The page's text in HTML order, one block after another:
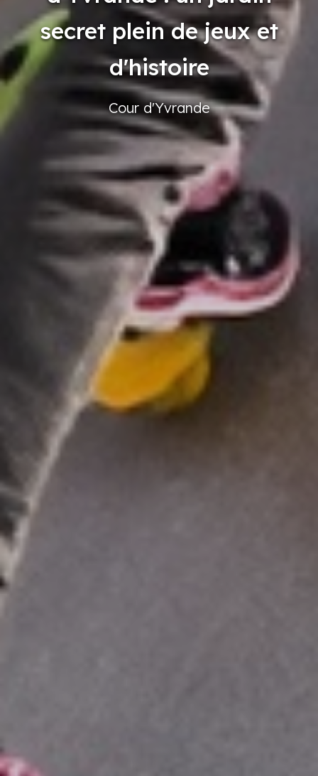
secret plein de jeux et
d'histoire
Cour d'Yvrande